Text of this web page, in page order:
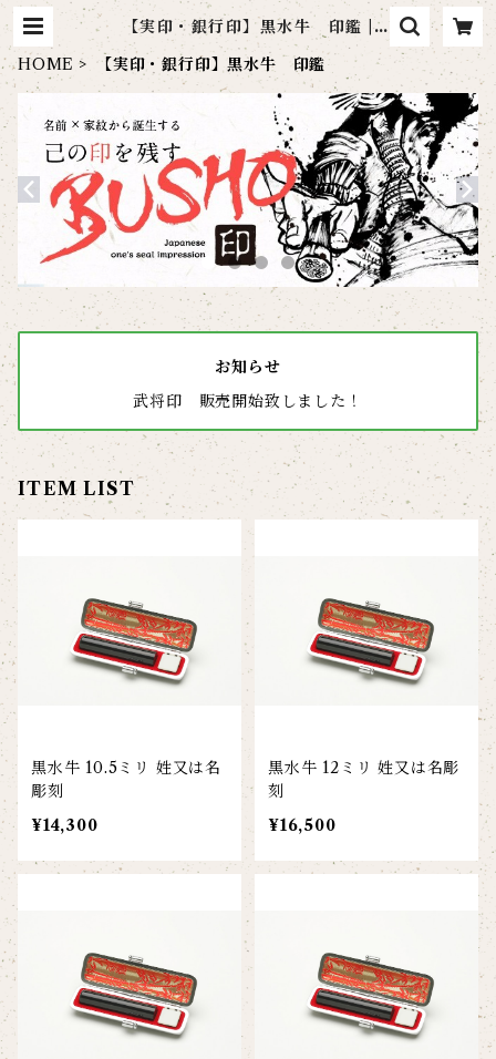
【実印・銀行印】黒水牛 印鑑 |
【通販】原眞堂 印鑑/電子印 通販サ
イト
HOME 【実印・銀行印】黒水牛 印鑑
お知らせ
武将印 販売開始致しました！
ITEM LIST
黒水牛 10.5ミリ 姓又は名
彫刻
¥14,300
黒水牛 12ミリ 姓又は名彫
刻
¥16,500